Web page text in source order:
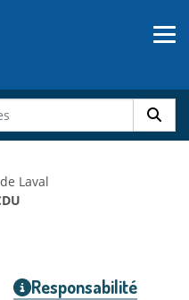
Laval
Responsabilité